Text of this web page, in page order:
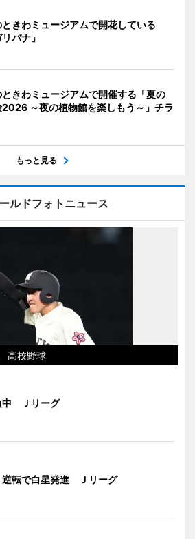
きわミュージアムで開花している
リバナ」
きわミュージアムで開催する「夏の
2026 ～夜の植物館を楽しもう～」チラ
もっと見る
ルドフォトニュース
高校野球
中 Ｊリーグ
逆転で白星発進 Ｊリーグ